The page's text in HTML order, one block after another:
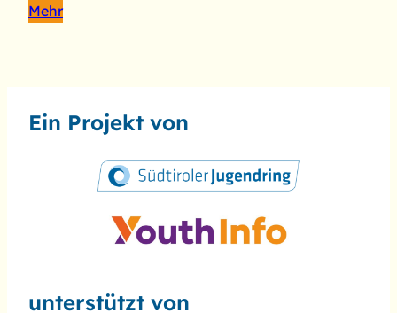
Mehr
Ein Projekt von
unterstützt von